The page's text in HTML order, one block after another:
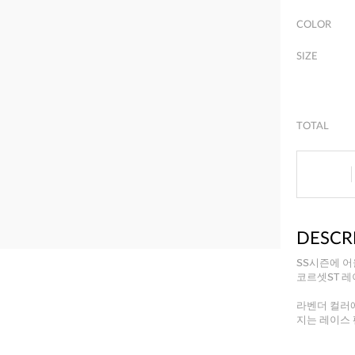
COLOR
SIZE
TOTAL
SS시즌에
코르셋ST
라벤더 컬러
지는 레이스